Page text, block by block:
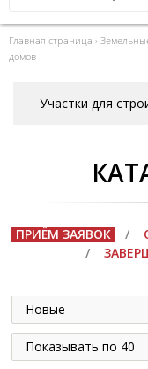
Главная страница ›
домов
Участки для
ПРИЁМ ЗАЯВОК /
/
Новые
Показывать по 40